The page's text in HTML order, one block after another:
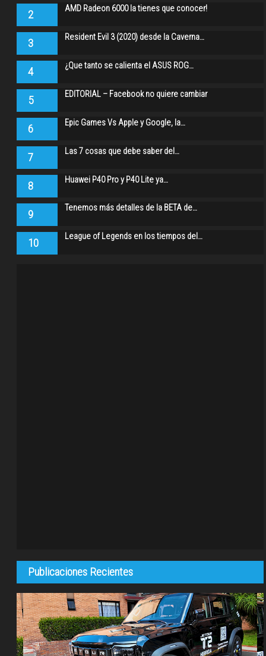
2 AMD Radeon 6000 la tienes que conocer!
3 Resident Evil 3 (2020) desde la Caverna…
4 ¿Que tanto se calienta el ASUS ROG…
5 EDITORIAL – Facebook no quiere cambiar
6 Epic Games Vs Apple y Google, la…
7 Las 7 cosas que debe saber del…
8 Huawei P40 Pro y P40 Lite ya…
9 Tenemos más detalles de la BETA de…
10 League of Legends en los tiempos del…
Publicaciones Recientes